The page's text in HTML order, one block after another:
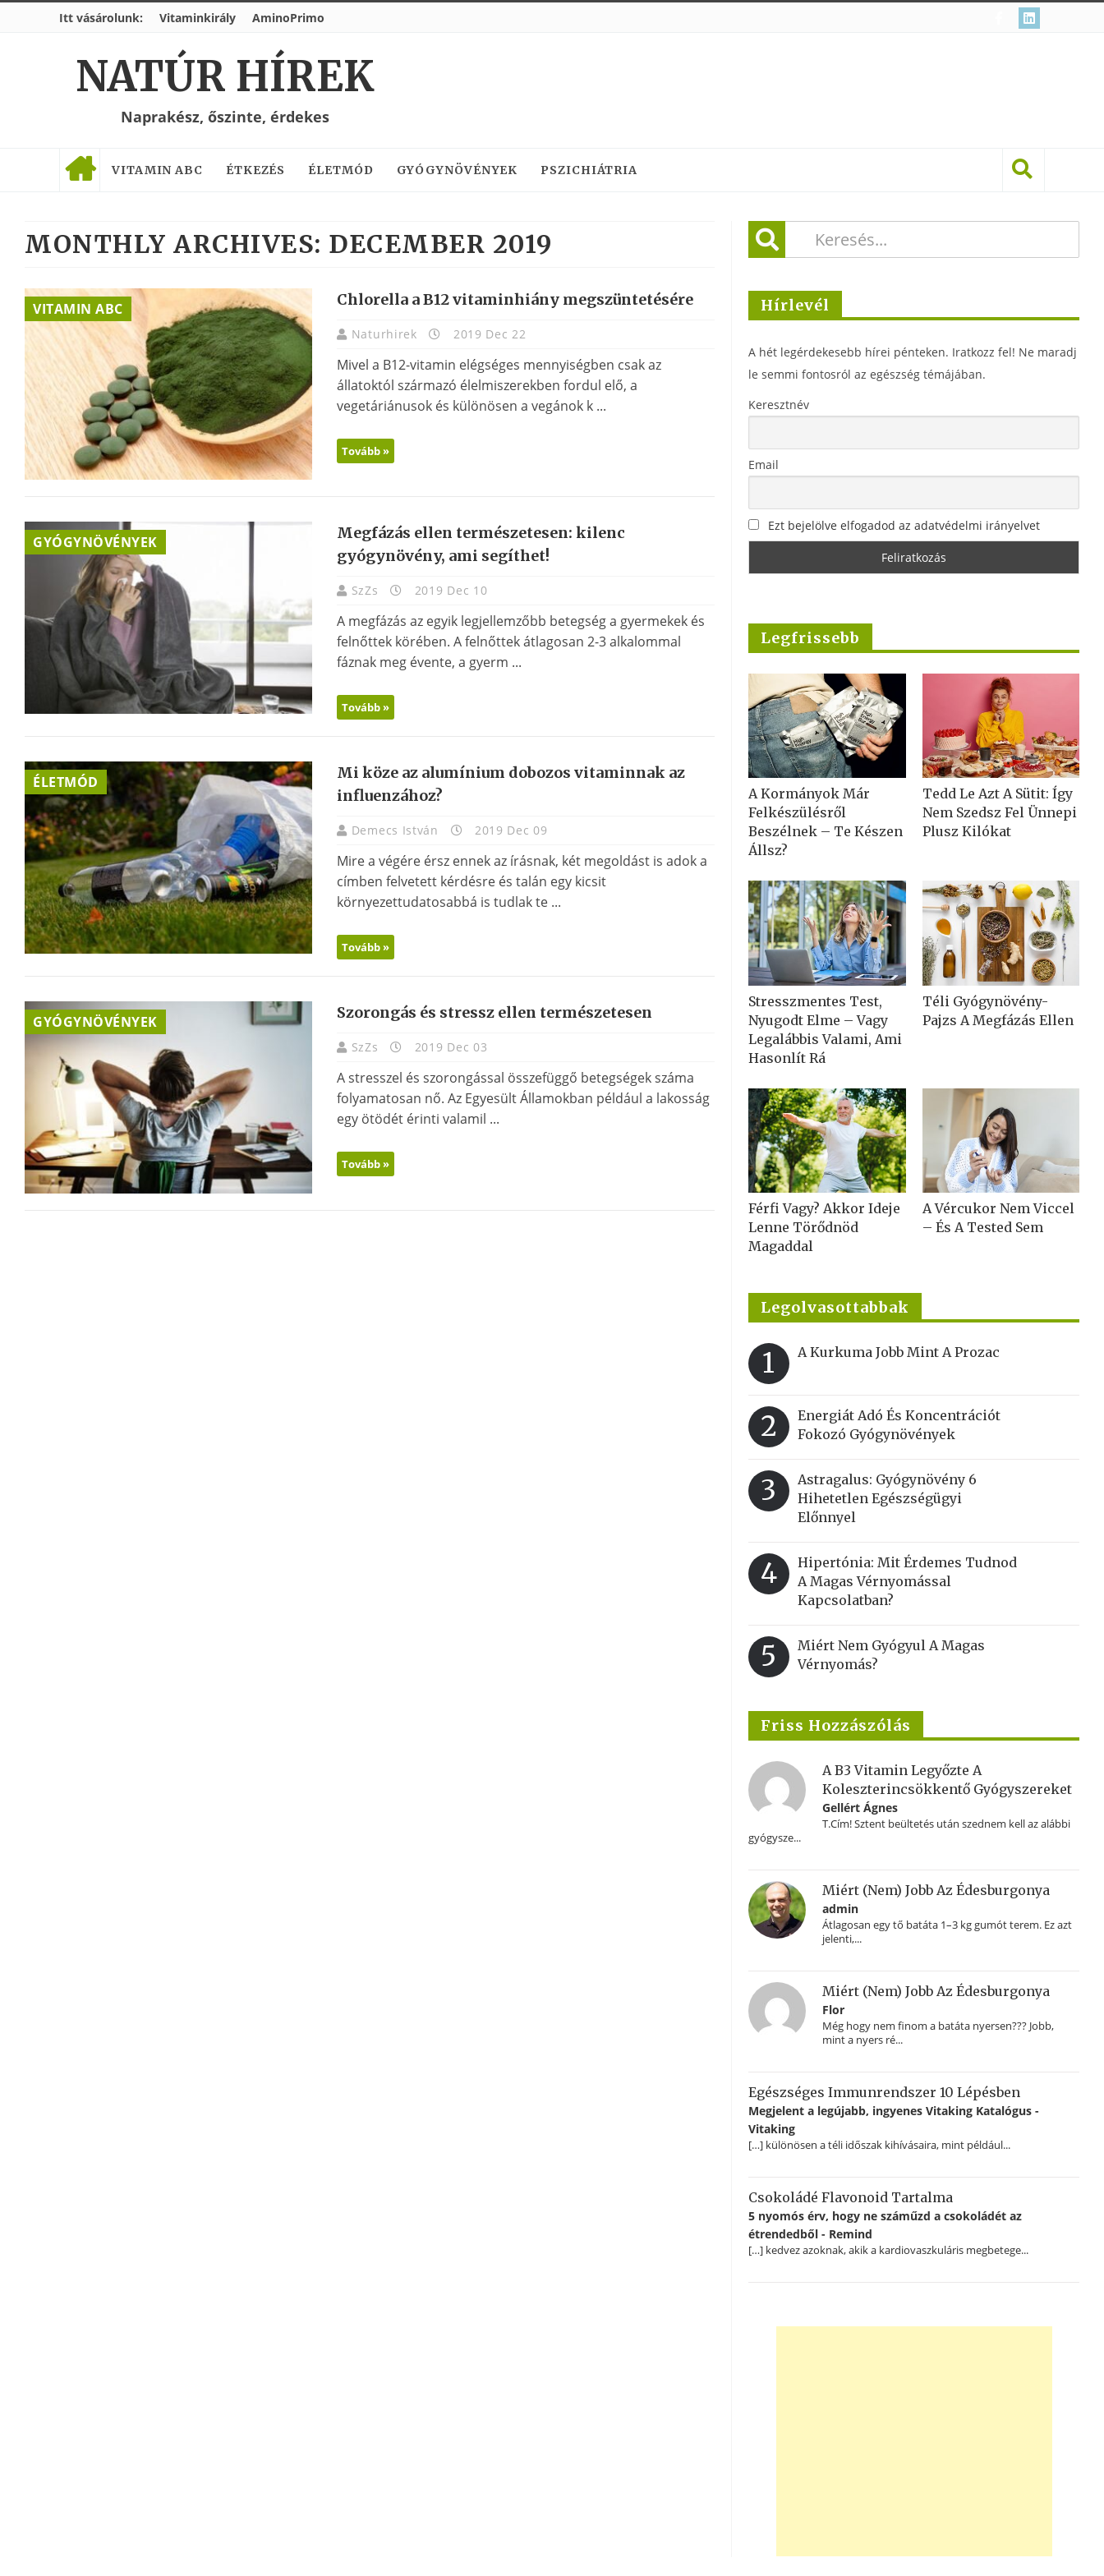
Itt vásárolunk: Vitaminkirály AminoPrimo
NATÚR HÍREK
Naprakész, őszinte, érdekes
VITAMIN ABC ÉTKEZÉS ÉLETMÓD GYÓGYNÖVÉNYEK PSZICHIÁTRIA
MONTHLY ARCHIVES: DECEMBER 2019
VITAMIN ABC Chlorella a B12 vitaminhiány megszüntetésére
Naturhirek 2019 Dec 22
Mivel a B12-vitamin elégséges mennyiségben csak az
állatoktól származó élelmiszerekben fordul elő, a
vegetáriánusok és különösen a vegánok k ...
Tovább »
GYÓGYNÖVÉNYEK
Megfázás ellen természetesen: kilenc
gyógynövény, ami segíthet!
SzZs 2019 Dec 10
A megfázás az egyik legjellemzőbb betegség a gyermekek és
felnőttek körében. A felnőttek átlagosan 2-3 alkalommal
fáznak meg évente, a gyerm ...
Tovább »
ÉLETMÓD
Mi köze az alumínium dobozos vitaminnak az
influenzához?
Demecs István 2019 Dec 09
Mire a végére érsz ennek az írásnak, két megoldást is adok a
címben felvetett kérdésre és talán egy kicsit
környezettudatosabbá is tudlak te ...
Tovább »
GYÓGYNÖVÉNYEK Szorongás és stressz ellen természetesen
SzZs 2019 Dec 03
A stresszel és szorongással összefüggő betegségek száma
folyamatosan nő. Az Egyesült Államokban például a lakosság
egy ötödét érinti valamil ...
Tovább »
Hírlevél
A hét legérdekesebb hírei pénteken. Iratkozz fel! Ne maradj
le semmi fontosról az egészség témájában.
Keresztnév
Email
Ezt bejelölve elfogadod az adatvédelmi irányelvet
Legfrissebb
A Kormányok Már
Felkészülésről
Beszélnek – Te Készen
Állsz?
Tedd Le Azt A Sütit: Így
Nem Szedsz Fel Ünnepi
Plusz Kilókat
Stresszmentes Test,
Nyugodt Elme – Vagy
Legalábbis Valami, Ami
Hasonlít Rá
Téli Gyógynövény-
Pajzs A Megfázás Ellen
Férfi Vagy? Akkor Ideje
Lenne Törődnöd
Magaddal
A Vércukor Nem Viccel
– És A Tested Sem
Legolvasottabbak
1 A Kurkuma Jobb Mint A Prozac
2
Energiát Adó És Koncentrációt
Fokozó Gyógynövények
3
Astragalus: Gyógynövény 6
Hihetetlen Egészségügyi
Előnnyel
4
Hipertónia: Mit Érdemes Tudnod
A Magas Vérnyomással
Kapcsolatban?
5
Miért Nem Gyógyul A Magas
Vérnyomás?
Friss Hozzászólás
A B3 Vitamin Legyőzte A
Koleszterincsökkentő Gyógyszereket
Gellért Ágnes
T.Cím! Sztent beültetés után szednem kell az alábbi
gyógysze...
Miért (nem) Jobb Az Édesburgonya
admin
Átlagosan egy tő batáta 1–3 kg gumót terem. Ez azt
jelenti,...
Miért (nem) Jobb Az Édesburgonya
Flor
Még hogy nem finom a batáta nyersen??? Jobb,
mint a nyers ré...
Egészséges Immunrendszer 10 Lépésben
Megjelent a legújabb, ingyenes Vitaking Katalógus -
Vitaking
[…] különösen a téli időszak kihívásaira, mint például...
Csokoládé Flavonoid Tartalma
5 nyomós érv, hogy ne száműzd a csokoládét az
étrendedből - Remind
[…] kedvez azoknak, akik a kardiovaszkuláris megbetege...